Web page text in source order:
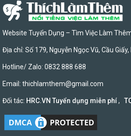
Website Tuyển Dụng – Tìm Việc Làm
Địa chỉ: Số 179, Nguyễn Ngọc Vũ, Cầu Giấy,
Hotline/ Zalo: 0832 888 688
Email: thichlamthem@gmail.com
Đối tác: HRC.VN Tuyển dụng miễn phí,